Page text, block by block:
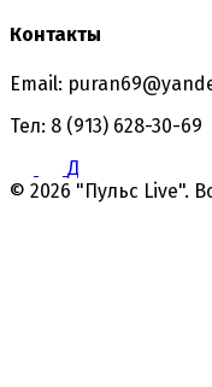
Контакты
Email:
Тел: 8 (913) 628-30-69
Д
© 2026 "Пульс Live".